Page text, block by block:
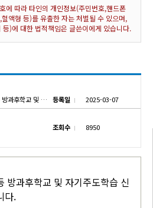
에 따라 타인의 개인정보(주민번호,핸드폰
액형 등)를 유출한 자는 처벌될 수 있으며,
)에 대한 법적책임은 글쓴이에게 있습니다.
2025학년도 1학기 중등 방과후학교 및 자기주도학습 신청 안내 등록일 2025-03-07
조회수 8950
방과후학교 및 자기주도학습 신
다.